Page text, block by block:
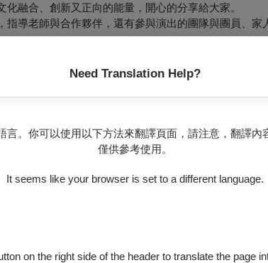
Need Translation Help?
言。你可以使用以下方法來翻譯頁面，請注意，翻譯內
僅供參考使用。
It seems like your browser is set to a different language.
on the right side of the header to translate the page
融合、創新又正向的能量，開心的分享給大家。
導老師與合作夥伴，還有參與演出的團隊與團員、家